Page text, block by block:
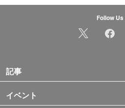
Follow Us
記事
イベント